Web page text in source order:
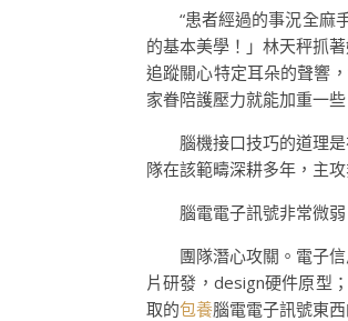
“患者經過的事況全麻
的基本美學！」林天秤抓
追蹤關心特定耳朵的聲響
家眷陪護壓力就能加重一些
腦機接口技巧的道理
隊在該範疇深耕多年，主
腦電電子訊號非常微
團隊潛心攻關。電子
片研發，design硬件原型
取的包養腦電電子訊號東